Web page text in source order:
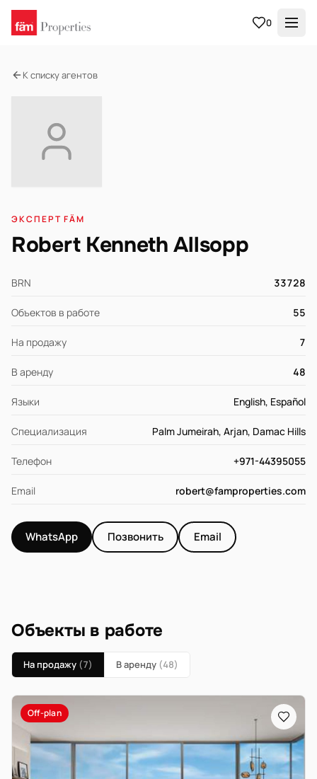
0
К списку агентов
ЭКСПЕРТ FÄM
Robert Kenneth Allsopp
BRN 33728
Объектов в работе 55
На продажу 7
В аренду 48
Языки English, Español
Специализация Palm Jumeirah, Arjan, Damac Hills
Телефон +971-44395055
Email robert@famproperties.com
WhatsApp Позвонить Email
Объекты в работе
На продажу (7) В аренду (48)
Off-plan